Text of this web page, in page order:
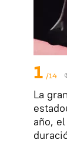
1 /14
La
año,